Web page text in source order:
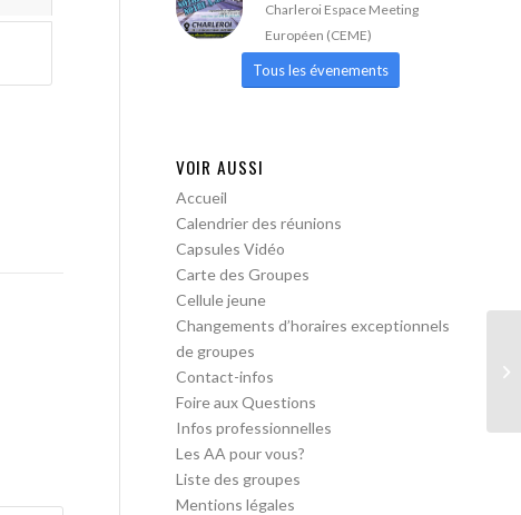
Charleroi Espace Meeting
Européen (CEME)
Tous les évenements
VOIR AUSSI
Accueil
Calendrier des réunions
Capsules Vidéo
Carte des Groupes
Cellule jeune
Changements d’horaires exceptionnels
de groupes
Contact-infos
Foire aux Questions
Infos professionnelles
Les AA pour vous?
Liste des groupes
Mentions légales